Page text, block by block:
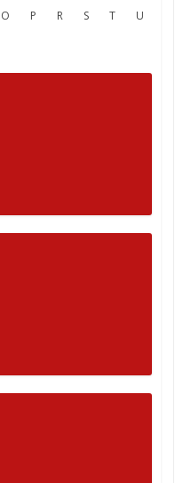
O P R S T
U